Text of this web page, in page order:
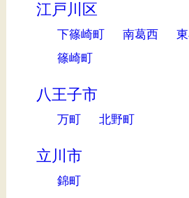
江戸川区
下篠崎町 南葛西
篠崎町
八王子市
万町 北野町
立川市
錦町